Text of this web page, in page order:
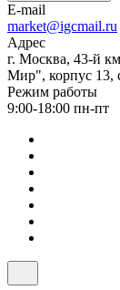
E-mail
market@igcmail.ru
Адрес
г. Москва, 43-й
Мир", корпус 13,
Режим работы
9:00-18:00 пн-пт